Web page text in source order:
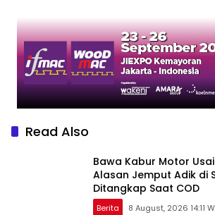
Read Also
Bawa Kabur Motor
Alasan Jemput Adik di
Ditangkap Saat COD
Berita 8 August, 2026 14:11